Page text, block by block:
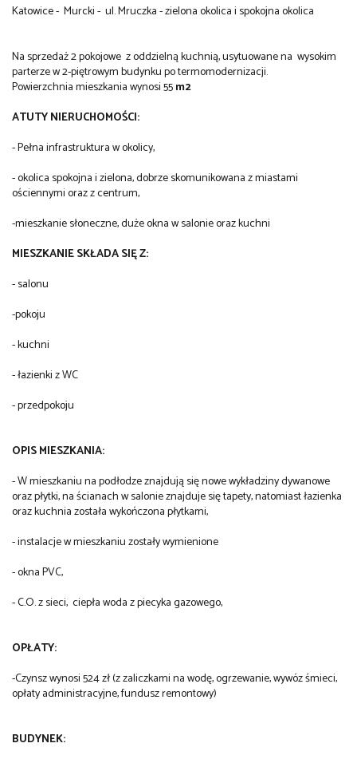
Katowice - Murcki - ul. Mruczka - zielona okolica i spokojna okolica
Na sprzedaż 2 pokojowe z oddzielną kuchnią, usytuowane na wysokim
parterze w 2-piętrowym budynku po termomodernizacji.
Powierzchnia mieszkania wynosi 55m2
ATUTY NIERUCHOMOŚCI:
- Pełna infrastruktura w okolicy,
- okolica spokojna i zielona, dobrze skomunikowana z miastami
ościennymi oraz z centrum,
-mieszkanie słoneczne, duże okna w salonie oraz kuchni
MIESZKANIE SKŁADA SIĘ Z:
- salonu
-pokoju
- kuchni
- łazienki z WC
- przedpokoju
OPIS MIESZKANIA:
- W mieszkaniu na podłodze znajdują się nowe wykładziny dywanowe
oraz płytki, na ścianach w salonie znajduje się tapety, natomiast łazienka
oraz kuchnia została wykończona płytkami,
- instalacje w mieszkaniu zostały wymienione
- okna PVC,
- C.O. z sieci, ciepła woda z piecyka gazowego,
OPŁATY:
-Czynsz wynosi 524 zł (z zaliczkami na wodę, ogrzewanie, wywóz śmieci,
opłaty administracyjne, fundusz remontowy)
BUDYNEK: